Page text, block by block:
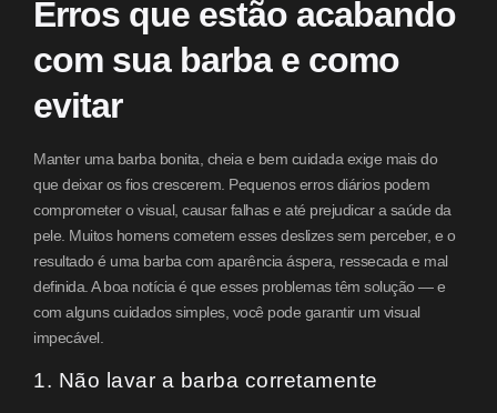
Erros que estão acabando
com sua barba e como
evitar
Manter uma barba bonita, cheia e bem cuidada exige mais do
que deixar os fios crescerem. Pequenos erros diários podem
comprometer o visual, causar falhas e até prejudicar a saúde da
pele. Muitos homens cometem esses deslizes sem perceber, e o
resultado é uma barba com aparência áspera, ressecada e mal
definida. A boa notícia é que esses problemas têm solução — e
com alguns cuidados simples, você pode garantir um visual
impecável.
1. Não lavar a barba corretamente